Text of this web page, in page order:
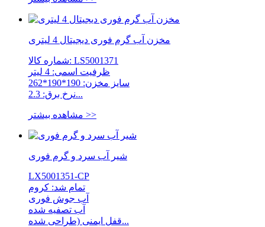
مخزن آب گرم فوری دیجیتال 4 لیتری
شماره کالا: LS5001371
ظرفیت اسمی: 4 لیتر
سایز مخزن: 190*190*262
نرخ برق: 2.3...
مشاهده بیشتر >>
شیر آب سرد و گرم فوری
LX5001351-CP
تمام شد: کروم
آب جوش فوری
آب تصفیه شده
قفل ایمنی (طراحی شده...